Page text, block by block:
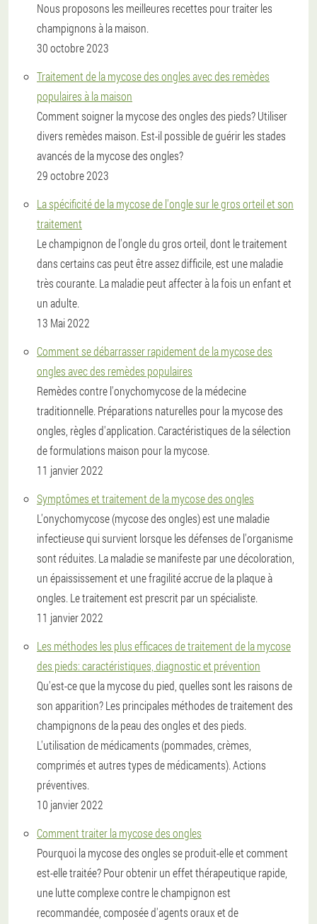
Nous proposons les meilleures recettes pour traiter les
champignons à la maison.
30 octobre 2023
Traitement de la mycose des ongles avec des remèdes
populaires à la maison
Comment soigner la mycose des ongles des pieds? Utiliser
divers remèdes maison. Est-il possible de guérir les stades
avancés de la mycose des ongles?
29 octobre 2023
La spécificité de la mycose de l'ongle sur le gros orteil et son
traitement
Le champignon de l'ongle du gros orteil, dont le traitement
dans certains cas peut être assez difficile, est une maladie
très courante. La maladie peut affecter à la fois un enfant et
un adulte.
13 Mai 2022
Comment se débarrasser rapidement de la mycose des
ongles avec des remèdes populaires
Remèdes contre l'onychomycose de la médecine
traditionnelle. Préparations naturelles pour la mycose des
ongles, règles d'application. Caractéristiques de la sélection
de formulations maison pour la mycose.
11 janvier 2022
Symptômes et traitement de la mycose des ongles
L'onychomycose (mycose des ongles) est une maladie
infectieuse qui survient lorsque les défenses de l'organisme
sont réduites. La maladie se manifeste par une décoloration,
un épaississement et une fragilité accrue de la plaque à
ongles. Le traitement est prescrit par un spécialiste.
11 janvier 2022
Les méthodes les plus efficaces de traitement de la mycose
des pieds: caractéristiques, diagnostic et prévention
Qu'est-ce que la mycose du pied, quelles sont les raisons de
son apparition? Les principales méthodes de traitement des
champignons de la peau des ongles et des pieds.
L'utilisation de médicaments (pommades, crèmes,
comprimés et autres types de médicaments). Actions
préventives.
10 janvier 2022
Comment traiter la mycose des ongles
Pourquoi la mycose des ongles se produit-elle et comment
est-elle traitée? Pour obtenir un effet thérapeutique rapide,
une lutte complexe contre le champignon est
recommandée, composée d'agents oraux et de